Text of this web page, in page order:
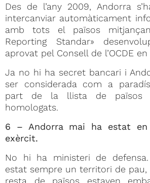
Des de l’any 2009, Andorra
intercanviar automàticament
amb tots el països
Reporting Standar»
aprovat pel Consell de l’OCDE en
Ja no hi ha secret bancari i
ser considerada com a
part de la llista de països
homologats.
6 – Andorra mai ha estat
exèrcit.
No hi ha ministeri de
estat sempre un territori de
resta de països estaven